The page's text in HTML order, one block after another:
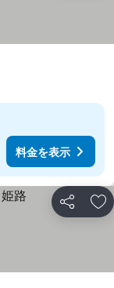
料金を表示
シェア お